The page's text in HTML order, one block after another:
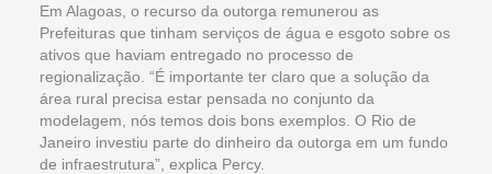
Em Alagoas, o recurso da outorga remunerou as
Prefeituras que tinham serviços de água e esgoto sobre os
ativos que haviam entregado no processo de
regionalização. “É importante ter claro que a solução da
área rural precisa estar pensada no conjunto da
modelagem, nós temos dois bons exemplos. O Rio de
Janeiro investiu parte do dinheiro da outorga em um fundo
de infraestrutura”, explica Percy.